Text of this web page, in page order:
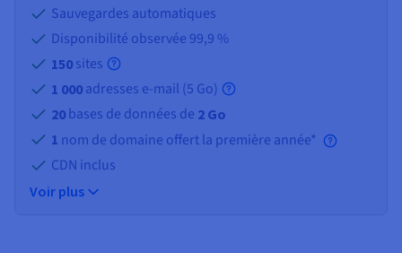
Sauvegardes automatiques
Disponibilité observée 99,9 %
150 sites
1 000 adresses e-mail (5 Go)
20 bases de données de 2 Go
1 nom de domaine offert la première année*
CDN inclus
Voir plus